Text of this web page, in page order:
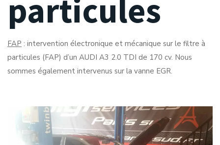
particules
FAP : intervention électronique et mécanique sur le filtre à
particules (FAP) d’un AUDI A3 2.0 TDI de 170 cv. Nous
sommes également intervenus sur la vanne EGR.